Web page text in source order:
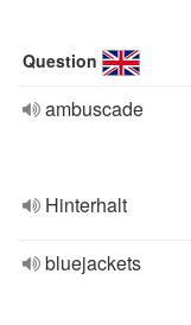
Question
ambuscade
Hinterhalt
bluejackets